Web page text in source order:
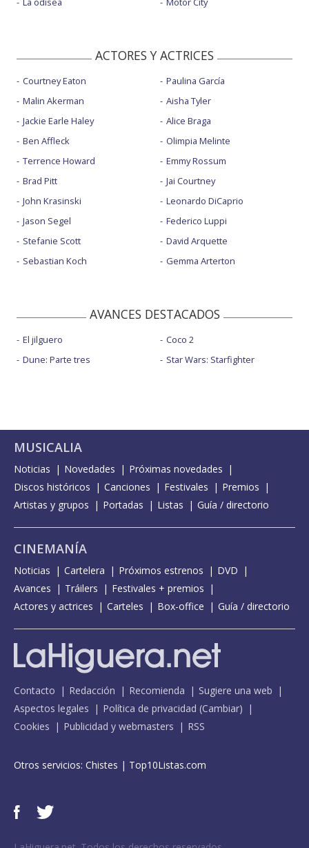
ACTORES Y ACTRICES
Courtney Eaton
Malin Akerman
Jackie Earle Haley
Ben Affleck
Terrence Howard
Brad Pitt
John Krasinski
Jason Segel
Stefanie Scott
Sebastian Koch
Paulina García
Aisha Tyler
Alice Braga
Olimpia Melinte
Emmy Rossum
Jai Courtney
Leonardo DiCaprio
Federico Luppi
David Arquette
Gemma Arterton
AVANCES DESTACADOS
El jilguero
Dune: Parte tres
Coco 2
Star Wars: Starfighter
MUSICALIA
Noticias Novedades
Próximas novedades
Discos históricos
Canciones Festivales
Premios
Artistas y grupos
Portadas Listas Guía / directorio
CINEMANÍA
Noticias Cartelera Próximos estrenos
DVD
Avances
Tráilers
Festivales + premios
Actores y actrices
Carteles Box-office Guía / directorio
Contacto Redacción Recomienda
Sugiere una web
Aspectos legales
Política de privacidad (Cambiar)
Cookies
Publicidad y webmasters RSS
Otros servicios: Chistes | Top10Listas.com